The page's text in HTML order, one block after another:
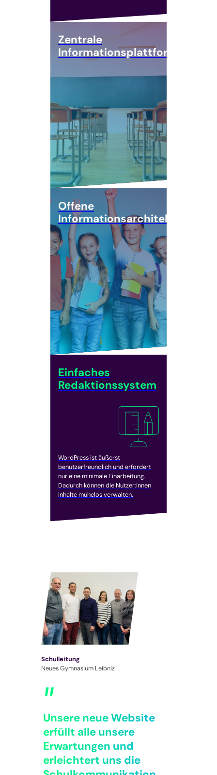
Zentrale
Informationsplattform
Offene
Informationsarchitektur
Einfaches
Redaktionssystem
WordPress ist äußerst
benutzerfreundlich und erfordert
nur eine minimale Einarbeitung.
Dadurch können die Nutzer:innen
Inhalte mühelos verwalten.
Unsere neue Website
erfüllt alle unsere
Erwartungen und
erleichtert uns die
Schulleitung
Neues Gymnasium Leibniz